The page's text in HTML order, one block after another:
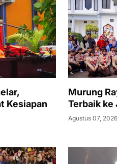
Kesiapan
Murung
Terbaik ke
Agustus 07, 2026